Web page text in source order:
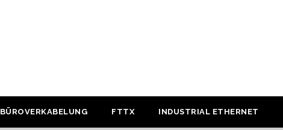
BÜROVERKABELUNG FTTX INDUSTRIAL ETHERNET